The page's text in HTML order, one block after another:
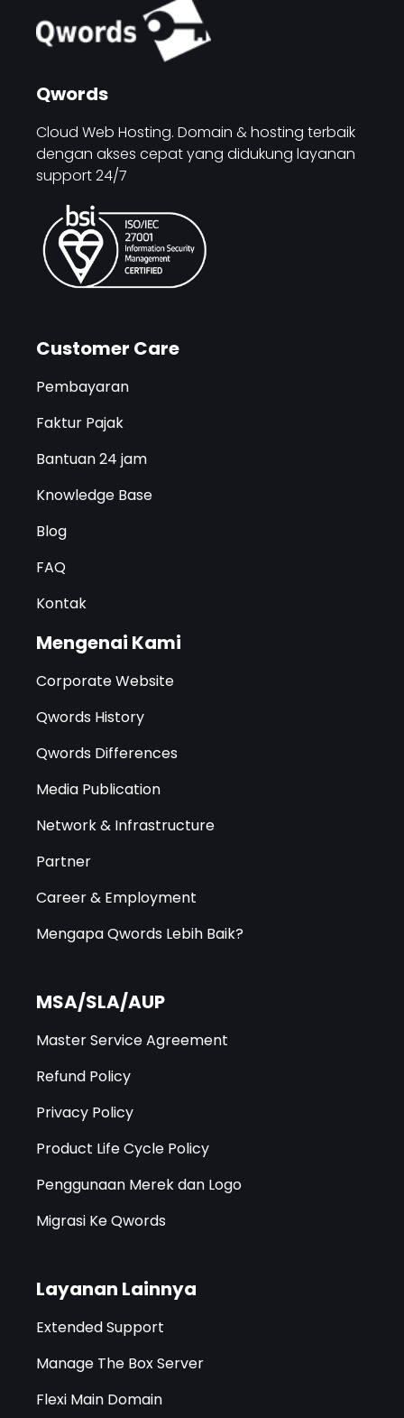
Qwords
Cloud Web Hosting. Domain & hosting terbaik
dengan akses cepat yang didukung layanan
support 24/7
Customer Care
Pembayaran
Faktur Pajak
Bantuan 24 jam
Knowledge Base
Blog
FAQ
Kontak
Mengenai Kami
Corporate Website
Qwords History
Qwords Differences
Media Publication
Network & Infrastructure
Partner
Career & Employment
Mengapa Qwords Lebih Baik?
MSA/SLA/AUP
Master Service Agreement
Refund Policy
Privacy Policy
Product Life Cycle Policy
Penggunaan Merek dan Logo
Migrasi Ke Qwords
Layanan Lainnya
Extended Support
Manage The Box Server
Flexi Main Domain